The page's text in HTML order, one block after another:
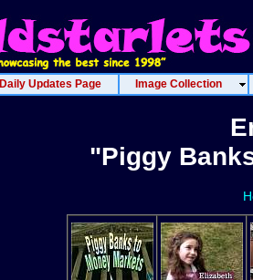
Daily Updates Page Image Collection
"Piggy